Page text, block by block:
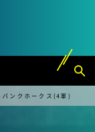
ンクホークス(4軍)